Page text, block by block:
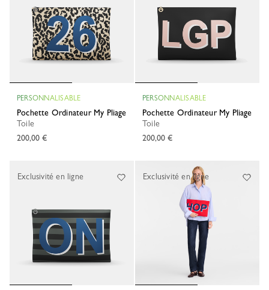
PERSONNALISABLE
Pochette Ordinateur My Pliage
Toile
200,00 €
PERSONNALISABLE
Pochette Ordinateur My Pliage
Toile
200,00 €
Exclusivité en ligne Exclusivité en ligne